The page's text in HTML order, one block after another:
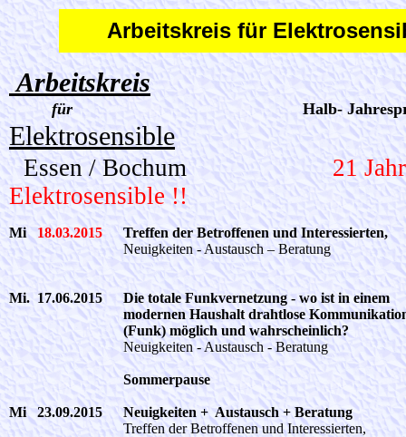
Arbeitskreis für
Arbeitskreis
für Halb-
Elektrosensible
Essen / Bochum21
Elektrosensible !!
Mi 18.03.2015
Treffen der Betroffenen und Interessierten,
Neuigkeiten - Austausch – Beratung
Mi. 17.06.2015
Die totale Funkvernetzung - wo ist in einem
modernen Haushalt drahtlose
(Funk) möglich und wahrscheinlich?
Neuigkeiten - Austausch - Beratung
Sommerpause
Mi 23.09.2015
Neuigkeiten + Austausch + Beratung
Treffen der Betroffenen und Interessierten,